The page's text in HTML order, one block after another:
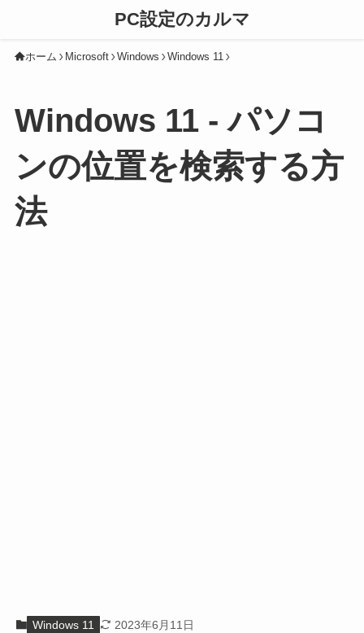
PC設定のカルマ
ホーム Microsoft Windows Windows 11
Windows 11 - パソコ
ンの位置を検索する方
法
Windows 11 2023年6月11日